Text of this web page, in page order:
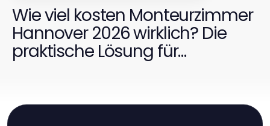
Wie viel kosten Monteurzimmer
Hannover 2026 wirklich? Die
praktische Lösung für